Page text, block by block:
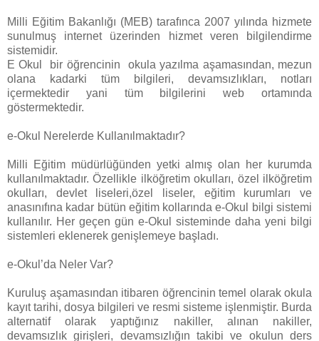
Milli Eğitim Bakanlığı (MEB) tarafınca 2007 yılında hizmete
sunulmuş internet üzerinden hizmet veren bilgilendirme
sistemidir.
E Okul bir öğrencinin okula yazılma aşamasından, mezun
olana kadarki tüm bilgileri, devamsızlıkları, notları
içermektedir yani tüm bilgilerini web ortamında
göstermektedir.
e-Okul Nerelerde Kullanılmaktadır?
Milli Eğitim müdürlüğünden yetki almış olan her kurumda
kullanılmaktadır. Özellikle ilköğretim okulları, özel ilköğretim
okulları, devlet liseleri,özel liseler, eğitim kurumları ve
anasınıfına kadar bütün eğitim kollarında e-Okul bilgi sistemi
kullanılır. Her geçen gün e-Okul sisteminde daha yeni bilgi
sistemleri eklenerek genişlemeye başladı.
e-Okul’da Neler Var?
Kuruluş aşamasından itibaren öğrencinin temel olarak okula
kayıt tarihi, dosya bilgileri ve resmi sisteme işlenmiştir. Burda
alternatif olarak yaptığınız nakiller, alınan nakiller,
devamsızlık girişleri, devamsızlığın takibi ve okulun ders